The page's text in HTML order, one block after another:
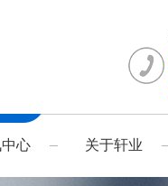
心 关于轩业